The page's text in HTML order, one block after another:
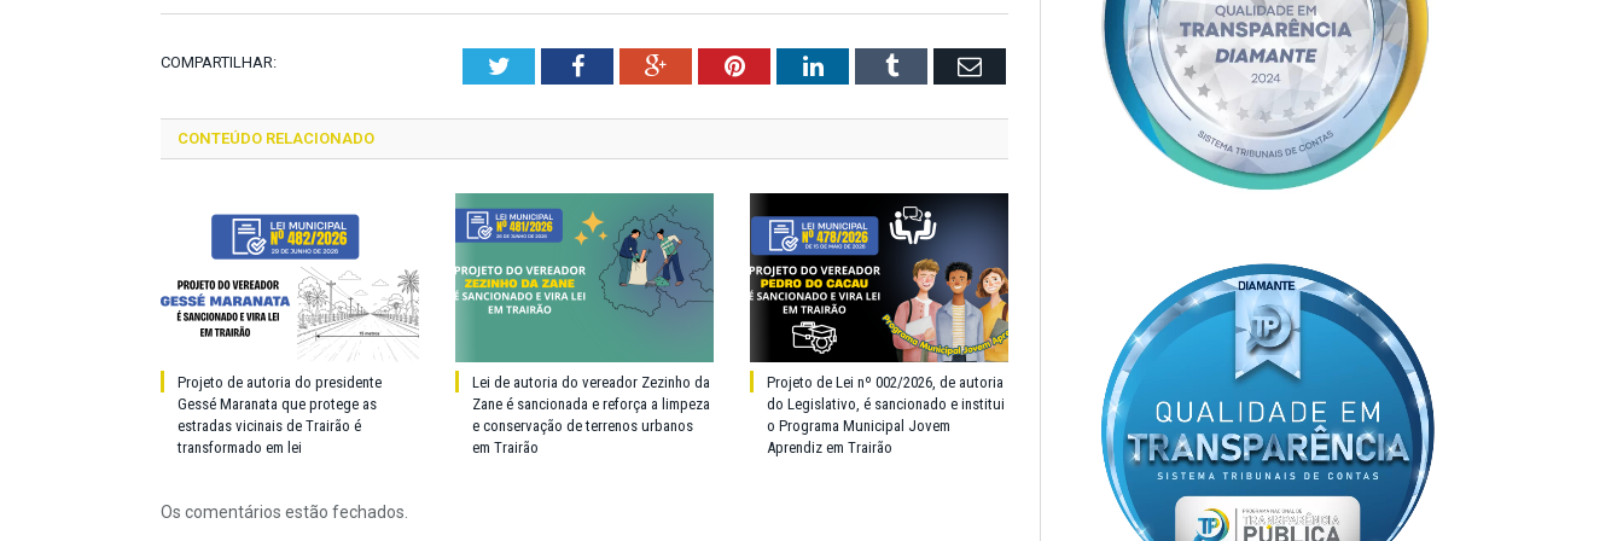
COMPARTILHAR: TwitterFacebookGoogle+PinterestLinkedInTumblr Email
CONTEÚDO RELACIONADO
Projeto de autoria do presidente
Gessé Maranata que protege as
estradas vicinais de Trairão é
transformado em lei
Lei de autoria do vereador Zezinho da
Zane é sancionada e reforça a limpeza
e conservação de terrenos urbanos
em Trairão
Projeto de Lei nº 002/2026, de autoria
do Legislativo, é sancionado e institui
o Programa Municipal Jovem
Aprendiz em Trairão
Os comentários estão fechados.